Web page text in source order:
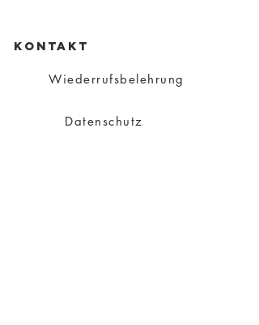
KONTAKT
Wiederrufsbelehrung
Datenschutz